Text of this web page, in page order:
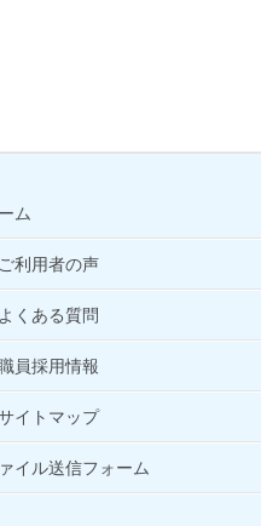
ム
ご利用者の声
よくある質問
員採用情報
イトマップ
イル送信フォーム